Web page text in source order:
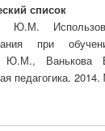
список
Ю.М.
при
Ю.М.,
педагогика.